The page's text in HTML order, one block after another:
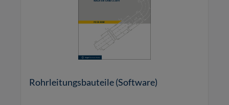
Rohrleitungsbauteile (Software)